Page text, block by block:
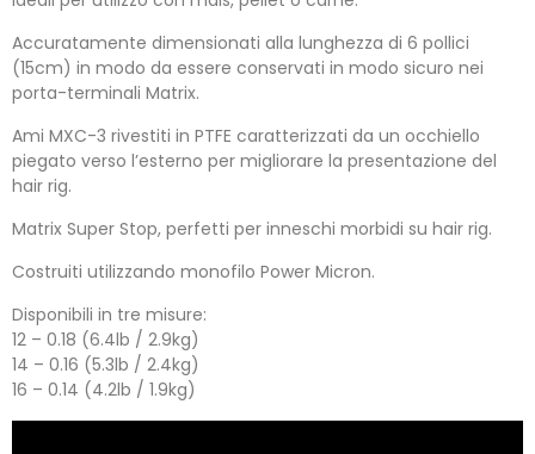
Accuratamente dimensionati alla lunghezza di 6 pollici
(15cm) in modo da essere conservati in modo sicuro nei
porta-terminali Matrix.
Ami MXC-3 rivestiti in PTFE caratterizzati da un occhiello
piegato verso l’esterno per migliorare la presentazione del
hair rig.
Matrix Super Stop, perfetti per inneschi morbidi su hair rig.
Costruiti utilizzando monofilo Power Micron.
Disponibili in tre misure:
12 – 0.18 (6.4lb / 2.9kg)
14 – 0.16 (5.3lb / 2.4kg)
16 – 0.14 (4.2lb / 1.9kg)